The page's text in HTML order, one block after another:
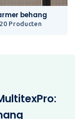
behang
Producten